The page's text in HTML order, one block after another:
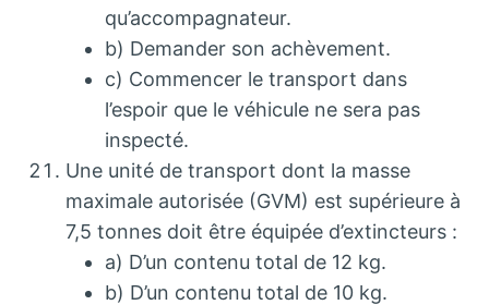
qu’accompagnateur.
b) Demander son achèvement.
c) Commencer le transport dans
l’espoir que le véhicule ne sera pas
inspecté.
Une unité de transport dont la masse
maximale autorisée (GVM) est supérieure à
7,5 tonnes doit être équipée d’extincteurs :
a) D’un contenu total de 12 kg.
b) D’un contenu total de 10 kg.